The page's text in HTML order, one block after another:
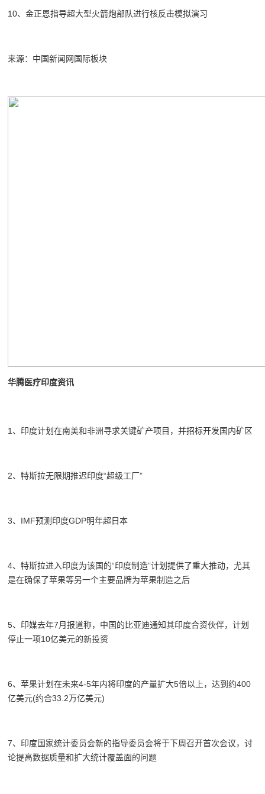
10、金正恩指导超大型火箭炮部队进行核反击模拟演习
来源：中国新闻网国际板块
华腾医疗印度资讯
1、印度计划在南美和非洲寻求关键矿产项目，并招标开发国内矿区
2、特斯拉无限期推迟印度“超级工厂”
3、IMF预测印度GDP明年超日本
4、特斯拉进入印度为该国的“印度制造”计划提供了重大推动，尤其
是在确保了苹果等另一个主要品牌为苹果制造之后
5、印媒去年7月报道称，中国的比亚迪通知其印度合资伙伴，计划
停止一项10亿美元的新投资
6、苹果计划在未来4-5年内将印度的产量扩大5倍以上，达到约400
亿美元(约合33.2万亿美元)
7、印度国家统计委员会新的指导委员会将于下周召开首次会议，讨
论提高数据质量和扩大统计覆盖面的问题